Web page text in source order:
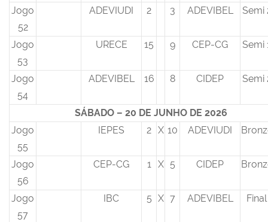
Jogo
52
ADEVIUDI 2 3 ADEVIBEL Semi
Jogo
53
URECE 15 9 CEP-CG Semi
Jogo
54
ADEVIBEL 16 8 CIDEP Semi
SÁBADO – 20 DE JUNHO DE 2026
Jogo
55
IEPES 2 X 10 ADEVIUDI
Jogo
56
CEP-CG 1 X 5 CIDEP
Jogo
57
IBC 5 X 7 ADEVIBEL Final